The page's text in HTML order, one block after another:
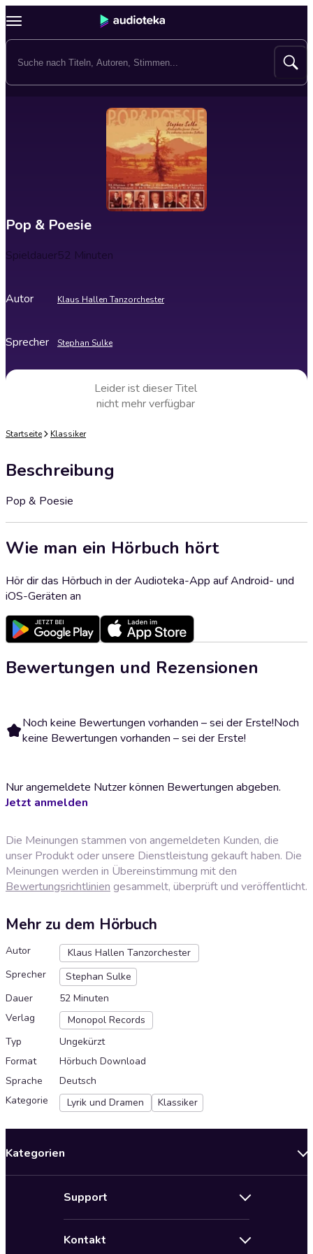
Pop & Poesie
Spieldauer52 Minuten
Autor Klaus Hallen Tanzorchester
Sprecher Stephan Sulke
Leider ist dieser Titel
nicht mehr verfügbar
Startseite Klassiker
Beschreibung
Pop & Poesie
Wie man ein Hörbuch hört
Hör dir das Hörbuch in der Audioteka-App auf Android- und
iOS-Geräten an
Bewertungen und Rezensionen
Noch keine Bewertungen vorhanden – sei der Erste!Noch
keine Bewertungen vorhanden – sei der Erste!
Nur angemeldete Nutzer können Bewertungen abgeben.
Jetzt anmelden
Die Meinungen stammen von angemeldeten Kunden, die
unser Produkt oder unsere Dienstleistung gekauft haben. Die
Meinungen werden in Übereinstimmung mit den
Bewertungsrichtlinien gesammelt, überprüft und veröffentlicht.
Mehr zu dem Hörbuch
Autor
Klaus Hallen Tanzorchester
Sprecher
Stephan Sulke
Dauer
52 Minuten
Verlag
Monopol Records
Typ
Ungekürzt
Format
Hörbuch Download
Sprache
Deutsch
Kategorie
Lyrik und Dramen Klassiker
Kategorien
Support
Kontakt